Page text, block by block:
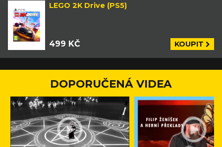
LEGO 2K Drive (PS5)
499 KČ KOUPIT
DOPORUČENÁ VIDEA